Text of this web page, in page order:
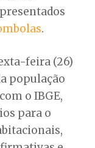
.
feira (26)
população
o IBGE,
para o